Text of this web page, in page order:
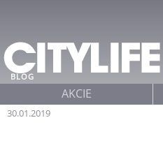
30.01.2019
BLOG
AKCIE